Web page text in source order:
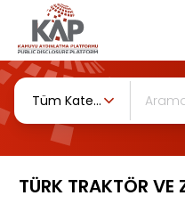
Tüm Kategoriler
TÜRK TRAKTÖR VE